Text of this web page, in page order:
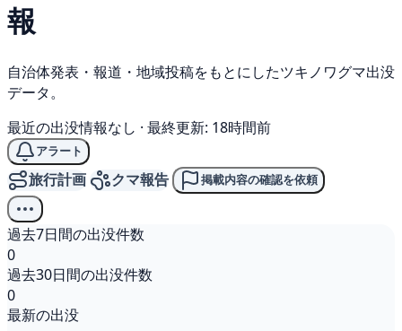
報
自治体発表・報道・地域投稿をもとにしたツキノワグマ出没
データ。
最近の出没情報なし · 最終更新: 18時間前
アラート
旅行計画 クマ報告 掲載内容の確認を依頼
過去7日間の出没件数
0
過去30日間の出没件数
0
最新の出没